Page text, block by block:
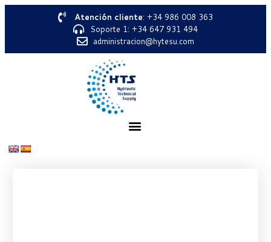
Atención cliente: +34 986 008 363
Soporte 1: +34 647 931 494
administracion@hytesu.com